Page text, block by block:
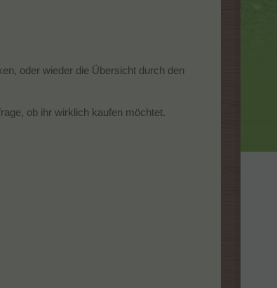
oder wieder die Übersicht durch den
ob ihr wirklich kaufen möchtet.